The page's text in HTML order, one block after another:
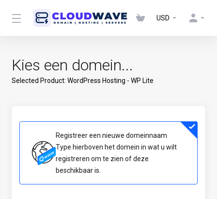
USD
Kies een domein...
Selected Product: WordPress Hosting - WP Lite
Registreer een nieuwe domeinnaam
Type hierboven het domein in wat u wilt
registreren om te zien of deze
beschikbaar is.